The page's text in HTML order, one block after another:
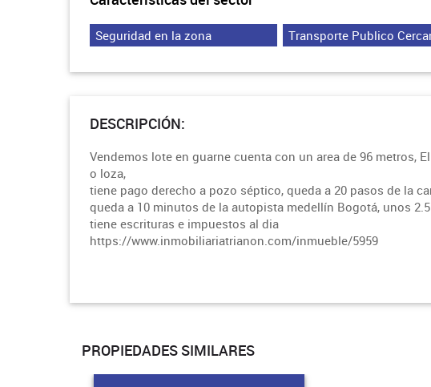
Seguridad en la zona Transporte Publico
DESCRIPCIÓN:
Vendemos lote en guarne cuenta con un area de 96 metros,
o loza,
tiene pago derecho a pozo séptico, queda a 20 pasos de la
queda a 10 minutos de la autopista medellín Bogotá, unos
tiene escrituras e impuestos al dia
https://www.inmobiliariatrianon.com/inmueble/5959
PROPIEDADES SIMILARES